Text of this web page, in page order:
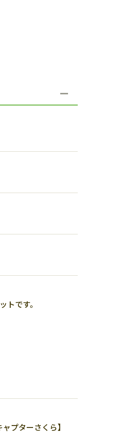
です。
プターさくら】